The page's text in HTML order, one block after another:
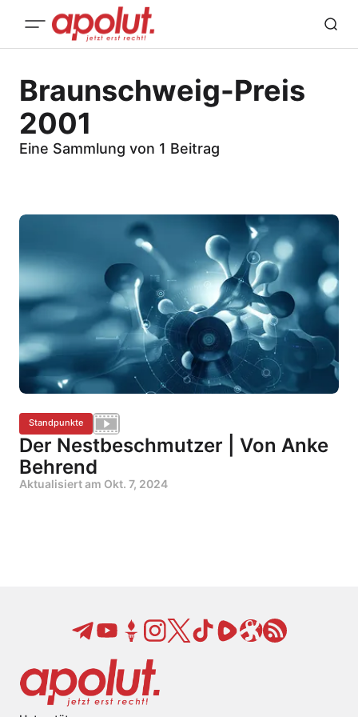
Braunschweig-Preis
2001
Eine Sammlung von 1 Beitrag
Standpunkte
Der Nestbeschmutzer | Von Anke
Behrend
Aktualisiert am Okt. 7, 2024